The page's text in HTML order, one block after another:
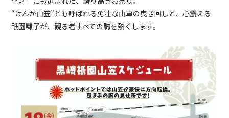
“けんか山笠”とも呼ばれる勇壮な山車の曳き回しと、心震える
祇園囃子が、観る者すべての胸を熱くします。